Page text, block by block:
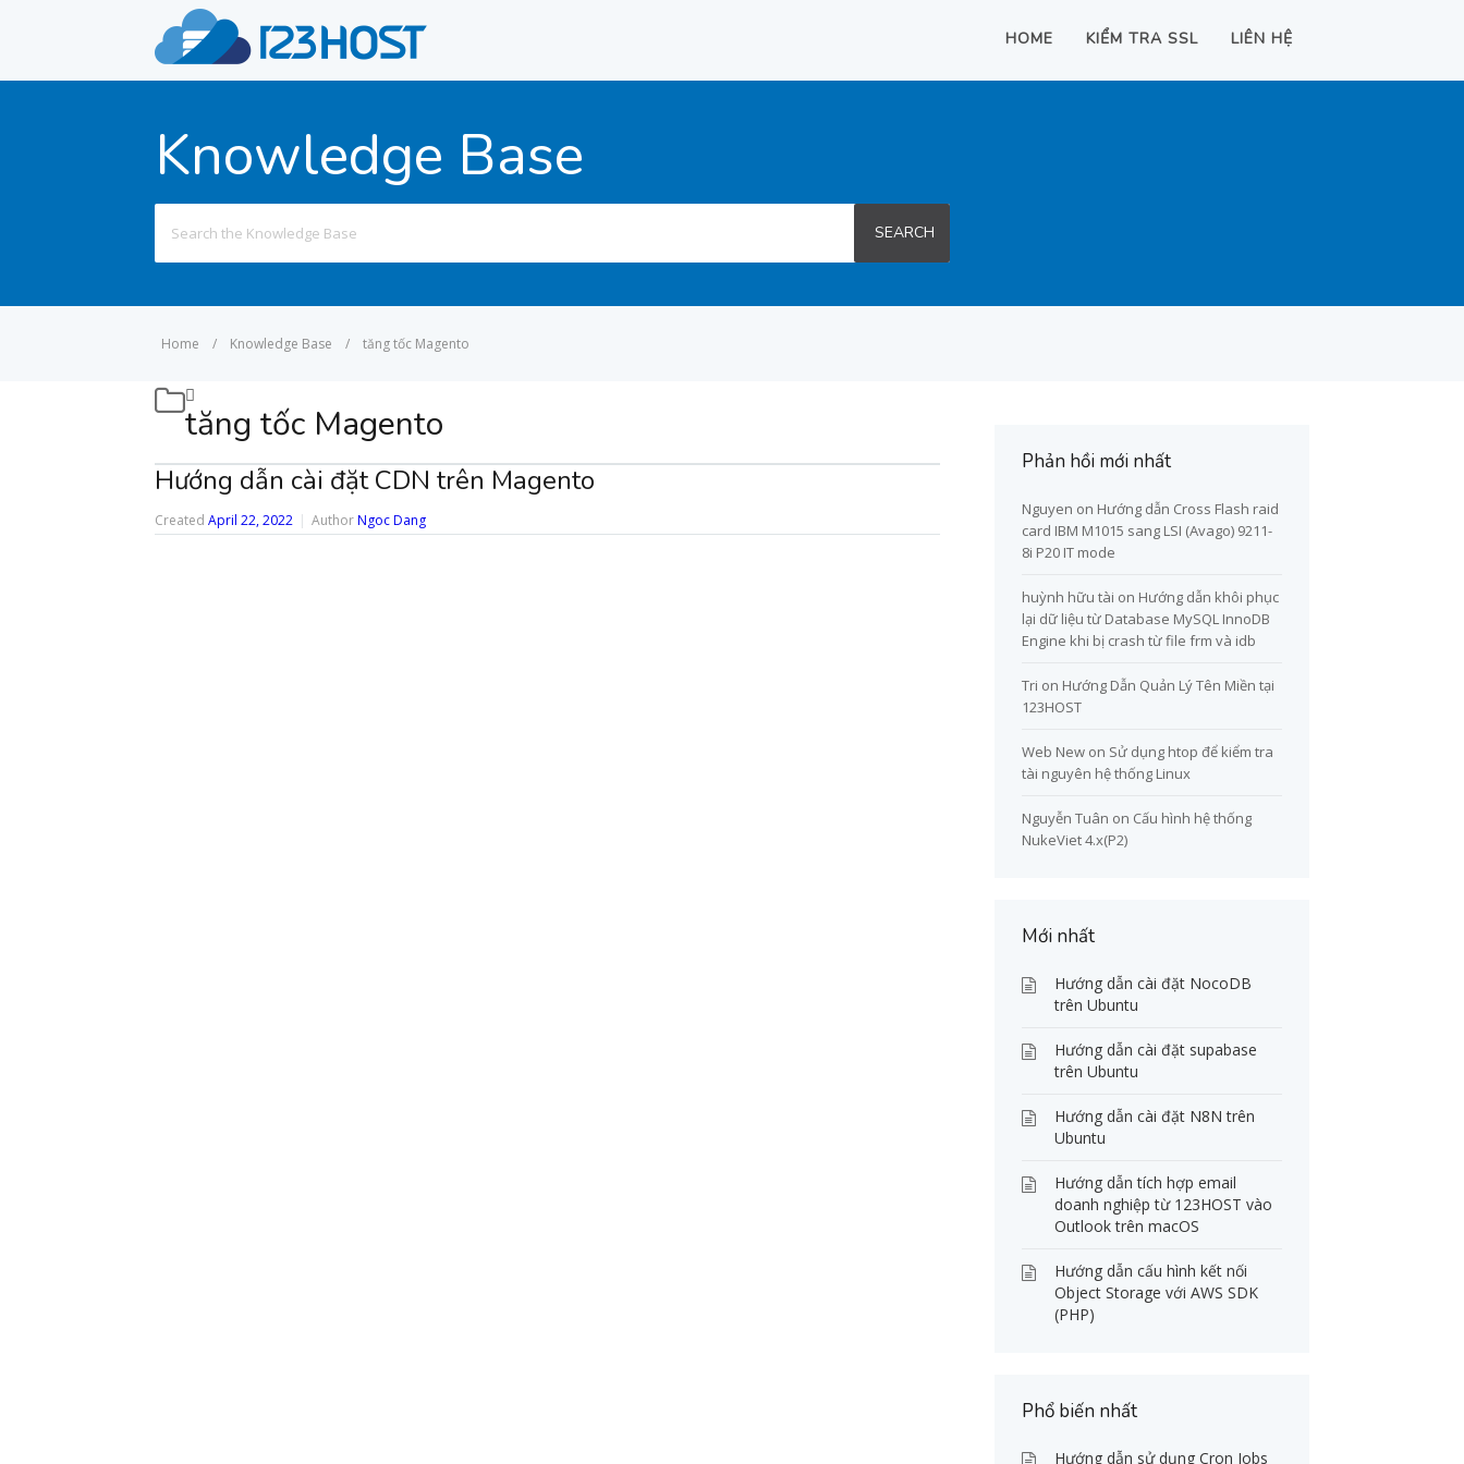
HOME KIỂM TRA SSL LIÊN HỆ
Knowledge Base
for:
SEARCH
Home / Knowledge Base / tăng tốc Magento
tăng tốc Magento
Hướng dẫn cài đặt CDN trên Magento
Created April 22, 2022 AuthorNgoc Dang
Phản hồi mới nhất
Nguyen on Hướng dẫn Cross Flash raid
card IBM M1015 sang LSI (Avago) 9211-
8i P20 IT mode
huỳnh hữu tài on Hướng dẫn khôi phục
lại dữ liệu từ Database MySQL InnoDB
Engine khi bị crash từ file frm và idb
Tri on Hướng Dẫn Quản Lý Tên Miền tại
123HOST
Web Newon Sử dụng htop để kiểm tra
tài nguyên hệ thống Linux
Nguyễn Tuân on Cấu hình hệ thống
NukeViet 4.x(P2)
Mới nhất
Hướng dẫn cài đặt NocoDB
trên Ubuntu
Hướng dẫn cài đặt supabase
trên Ubuntu
Hướng dẫn cài đặt N8N trên
Ubuntu
Hướng dẫn tích hợp email
doanh nghiệp từ 123HOST vào
Outlook trên macOS
Hướng dẫn cấu hình kết nối
Object Storage với AWS SDK
(PHP)
Phổ biến nhất
Hướng dẫn sử dụng Cron Jobs